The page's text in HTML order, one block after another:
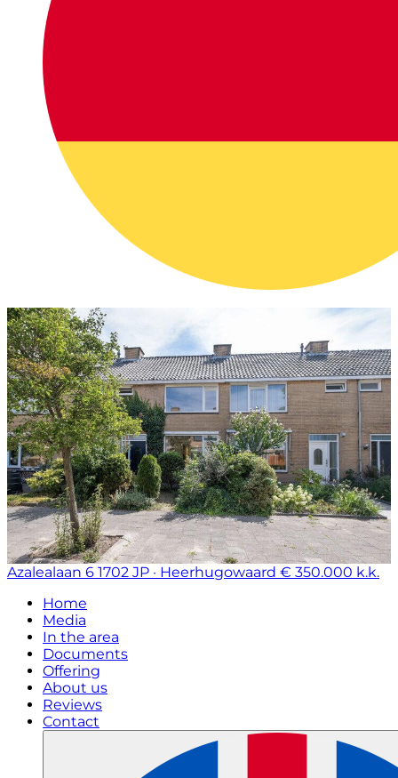
Azalealaan 6 1702 JP · Heerhugowaard € 350.000 k.k.
Home
Media
In the area
Documents
Offering
About us
Reviews
Contact